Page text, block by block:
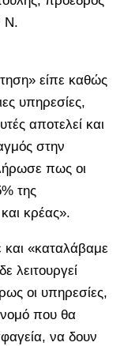
Ν.
είπε καθώς
υπηρεσίες,
αποτελεί και
στην
πως οι
της
κρέας».
και «καταλάβαμε
λειτουργεί
οι υπηρεσίες,
νομό που θα
να δουν